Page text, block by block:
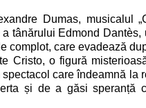
Dumas, musicalul
tânărului Edmond
complot, care evadează
Cristo, o figură
care îndeamnă la
și de a găsi speranță